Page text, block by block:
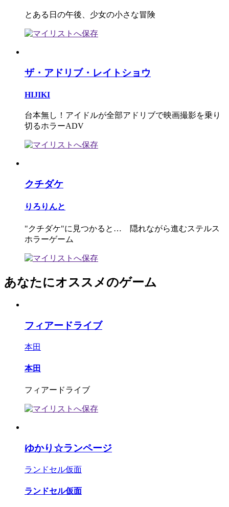
とある日の午後、少女の小さな冒険
ザ・アドリブ・レイトショウ
HIJIKI
台本無し！アイドルが全部アドリブで映画撮影を乗り
切るホラーADV
クチダケ
りろりんと
"クチダケ"に見つかると… 隠れながら進むステルス
ホラーゲーム
あなたにオススメのゲーム
フィアードライブ
本田
本田
フィアードライブ
ゆかり☆ランページ
ランドセル仮面
ランドセル仮面